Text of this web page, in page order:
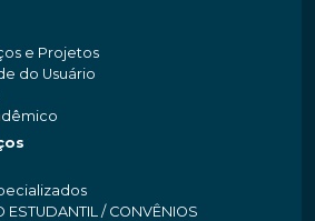
e Projetos
do Usuário
ESTUDANTIL / CONVÊNIOS